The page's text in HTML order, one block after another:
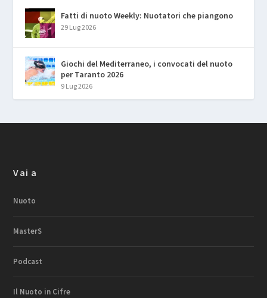
Fatti di nuoto Weekly: Nuotatori che piangono
29 Lug 2026
Giochi del Mediterraneo, i convocati del nuoto
per Taranto 2026
9 Lug 2026
Vai a
Nuoto
MasterS
Podcast
Il Nuoto in Cifre